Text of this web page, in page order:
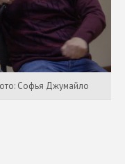
Софья Джумайло